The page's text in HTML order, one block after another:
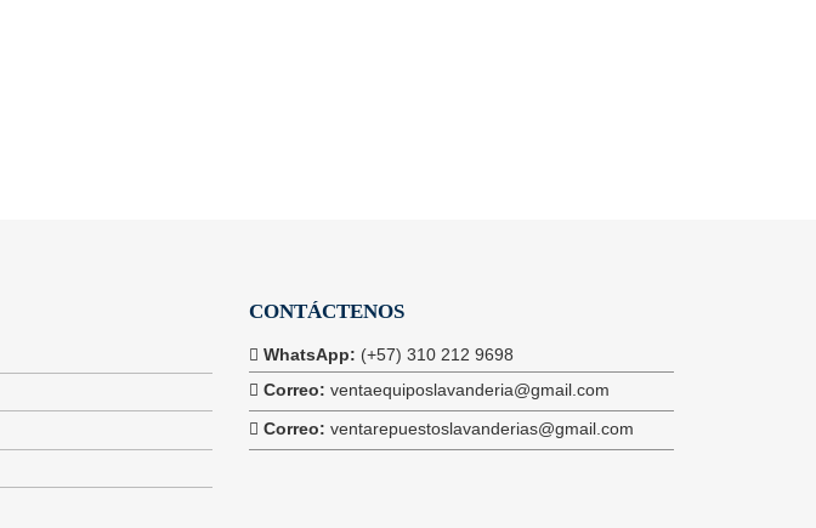
CONTÁCTENOS
WhatsApp: (+57) 310 212 9698
Correo: ventaequiposlavanderia@gmail.com
Correo: ventarepuestoslavanderias@gmail.com